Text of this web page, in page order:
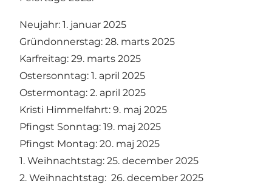
Neujahr: 1. januar 2025
Gründonnerstag: 28. marts 2025
Karfreitag: 29. marts 2025
Ostersonntag: 1. april 2025
Ostermontag: 2. april 2025
Kristi Himmelfahrt: 9. maj 2025
Pfingst Sonntag: 19. maj 2025
Pfingst Montag: 20. maj 2025
1. Weihnachtstag: 25. december 2025
2. Weihnachtstag: 26. december 2025